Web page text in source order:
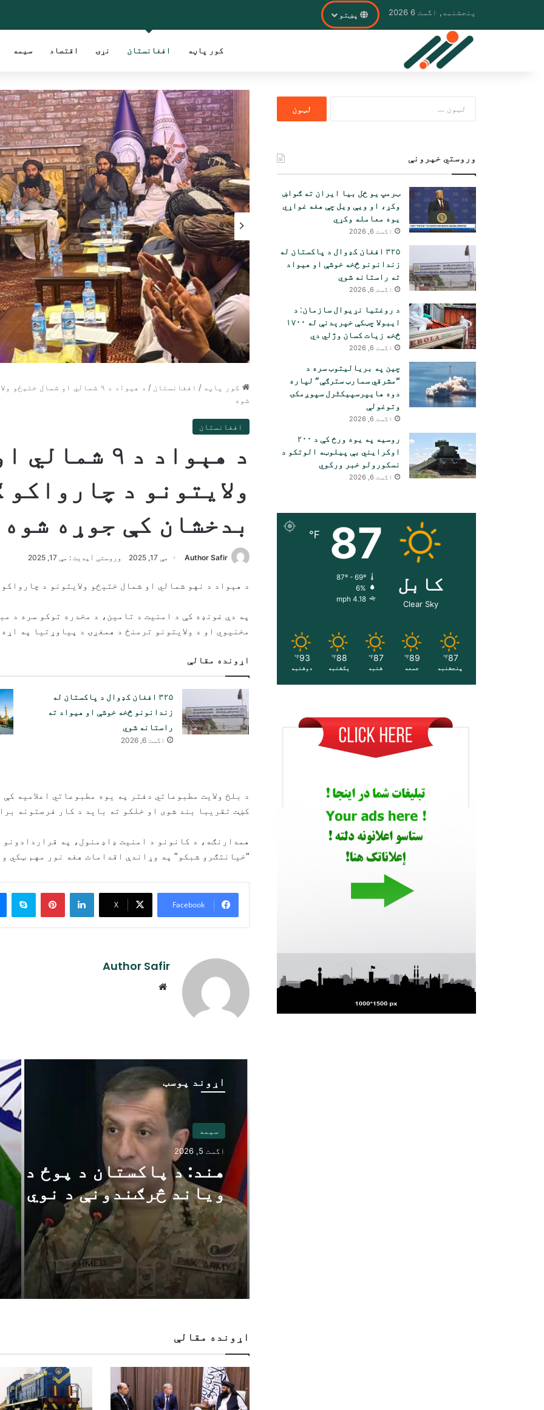
پنجشنبه, اگست 6 2026 پښتو
کور پاڼه افغانستان نړۍ اقتصاد سیمه
کور پاڼه / افغانستان /
د هېواد د ۹ شمالي او شمال
شوه
افغانستان
د هېواد د ۹
ولایتونو د
بدخشان کې جوړه شوه
Author Safir مې 17, 2025 وروستی آپدیت : مې 17, 2025
د هېواد د نهو شمالي او شمال ختیځو ولایتونو د
په دې غونډه کې د امنیت د تامین، د مخدره توکو سره د
مخنیوي او د ولایتونو ترمنځ د همغږۍ د پیاوړتیا په
اړونده مقالې
۳۲۵ افغان کډوال د پاکستان له
زندانونو څخه خوشې او هیواد ته
راستانه شوي
اگست 6, 2026
د بلخ ولایت مطبوعاتي دفتر په یوه مطبوعاتي اعلامیه
کښت تقریبا بند شوی او خلکو ته باید د کار فرصتونه
همدارنګه، د کانونو د امنیت ډاډمنول، په
“خیانتګرو شبکو” په وړاندې اقدامات هغه نور مهم ټکي
Facebook
X
LinkedIn
Pinterest
Author Safir
اړوند پوسټ
سیمه
اگست 5, 2026
هند: د پاکستان د پوځ د
ویاند څرګندونې د نوي
ډیلي او کابل اړیکو په
د اسلام آباد اندیښنې
منعکسوي
اړونده مقالې
لپاره
وروستي خپرونې
ټرمپ یو ځل بیا ایران ته ګواښ
وکړ، او ویې ویل چې هغه غواړي
یوه معامله وکړي
اگست 6, 2026
۳۲۵ افغان کډوال د پاکستان له
زندانونو څخه خوشې او هیواد
ته راستانه شوي
اگست 6, 2026
د روغتیا نړیوال سازمان: د
ایبولا چټکې خپرېدنې له ۱۷۰۰
څخه زیات کسان وژلي دي
اگست 6, 2026
چین په بریالیتوب سره د
“مشرقي سمارټ سترګې” لپاره
دوه هایپرسپیکٹرل سپوږمکۍ
وتوغولې
اگست 6, 2026
روسیه په یوه ورځ کې د ۲۰۰
اوکرایني بې پیلوټه الوتکو د
نسکورولو خبر ورکوي
اگست 6, 2026
کابل
Clear Sky
87
℉
87º - 69º
6%
4.18 mph
87
℉
پنجشنبه
89
℉
جمعه
87
℉
شنبه
88
℉
یکشنبه
93
℉
دوشنبه